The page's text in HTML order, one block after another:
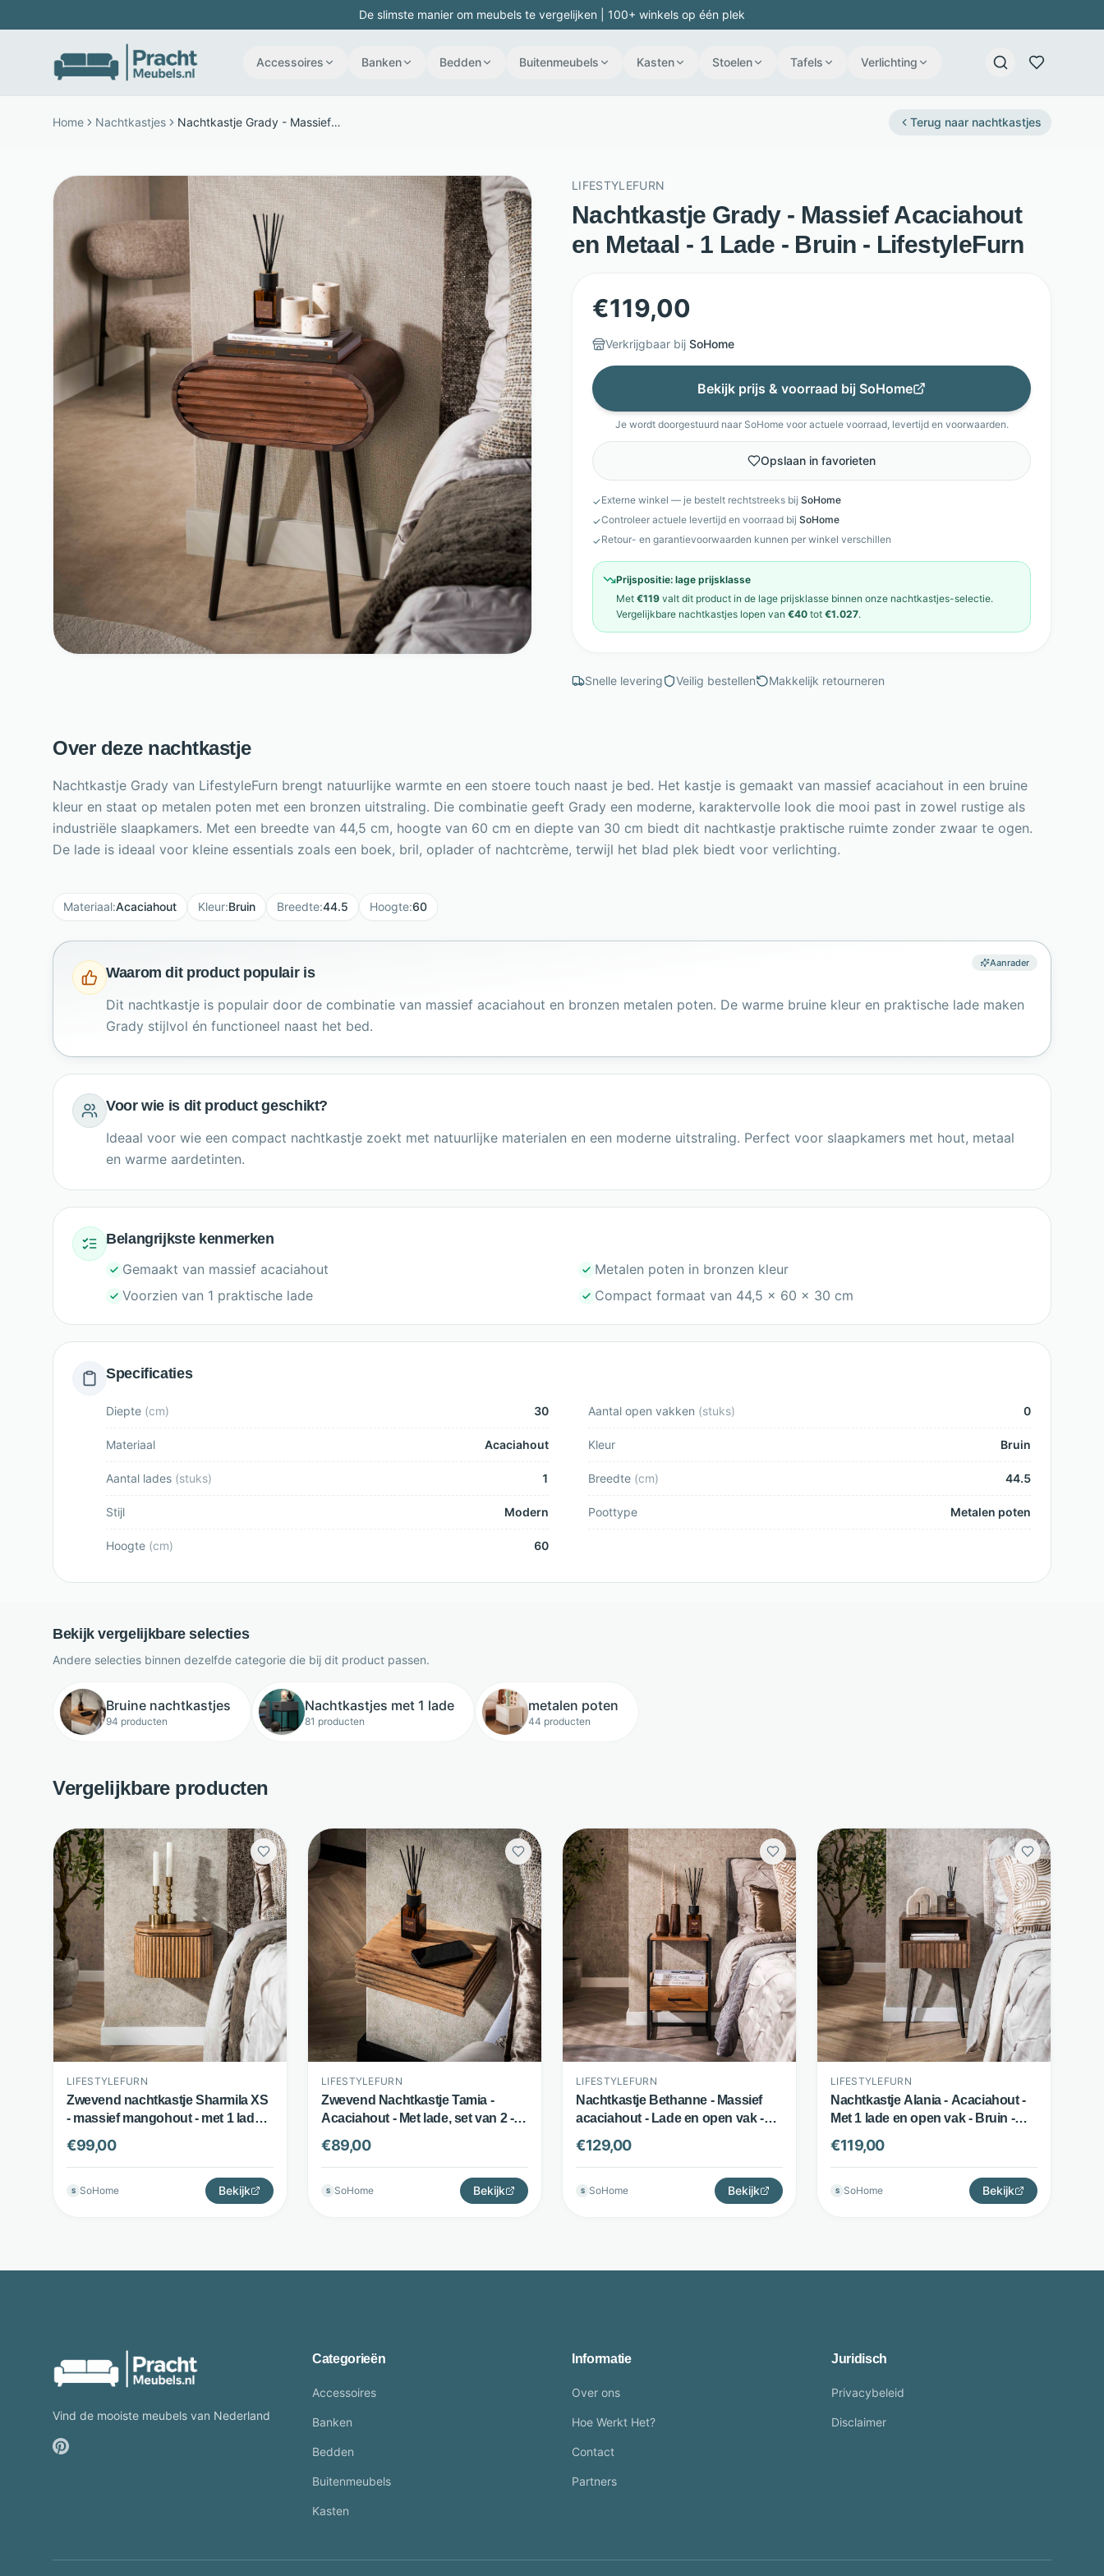
De slimste manier om meubels te vergelijken | 100+ winkels op één plek
Accessoires Banken Bedden Buitenmeubels Kasten Stoelen Tafels Verlichting
Home Nachtkastjes Nachtkastje Grady - Massief Acaciahout en Metaal - 1 Lade - Bruin - LifestyleFurn Terug naar nachtkastjes
LIFESTYLEFURN
Nachtkastje Grady - Massief Acaciahout
en Metaal - 1 Lade - Bruin - LifestyleFurn
€119,00
Verkrijgbaar bij SoHome
Bekijk prijs & voorraad bij SoHome
Je wordt doorgestuurd naar SoHomevoor actuele voorraad, levertijd en voorwaarden.
Opslaan in favorieten
✓Externe winkel — je bestelt rechtstreeks bij SoHome
✓Controleer actuele levertijd en voorraad bij SoHome
✓Retour- en garantievoorwaarden kunnen per winkel verschillen
Prijspositie: lage prijsklasse
Met €119 valt dit product in de lage prijsklasse binnen onze nachtkastjes-selectie.
Vergelijkbare nachtkastjes lopen van €40 tot €1.027.
Snelle levering Veilig bestellen Makkelijk retourneren
Over deze nachtkastje
Nachtkastje Grady van LifestyleFurn brengt natuurlijke warmte en een stoere touch naast je bed. Het kastje is gemaakt van massief acaciahout in een bruine
kleur en staat op metalen poten met een bronzen uitstraling. Die combinatie geeft Grady een moderne, karaktervolle look die mooi past in zowel rustige als
industriële slaapkamers. Met een breedte van 44,5 cm, hoogte van 60 cm en diepte van 30 cm biedt dit nachtkastje praktische ruimte zonder zwaar te ogen.
De lade is ideaal voor kleine essentials zoals een boek, bril, oplader of nachtcrème, terwijl het blad plek biedt voor verlichting.
Materiaal:Acaciahout Kleur:Bruin Breedte:44.5 Hoogte:60
Aanrader
Waarom dit product populair is
Dit nachtkastje is populair door de combinatie van massief acaciahout en bronzen metalen poten. De warme bruine kleur en praktische lade maken
Grady stijlvol én functioneel naast het bed.
Voor wie is dit product geschikt?
Ideaal voor wie een compact nachtkastje zoekt met natuurlijke materialen en een moderne uitstraling. Perfect voor slaapkamers met hout, metaal
en warme aardetinten.
Belangrijkste kenmerken
Gemaakt van massief acaciahout
Metalen poten in bronzen kleur
Voorzien van 1 praktische lade
Compact formaat van 44,5 x 60 x 30 cm
Specificaties
Diepte (cm) 30 Aantal open vakken (stuks) 0
Materiaal Acaciahout Kleur Bruin
Aantal lades (stuks) 1 Breedte (cm) 44.5
Stijl Modern Poottype Metalen poten
Hoogte (cm) 60
Bekijk vergelijkbare selecties
Andere selecties binnen dezelfde categorie die bij dit product passen.
Bruine nachtkastjes
94 producten
Nachtkastjes met 1 lade
81 producten
metalen poten
44 producten
Vergelijkbare producten
LIFESTYLEFURN
Zwevend nachtkastje Sharmila XS
- massief mangohout - met 1 lade
en golfpatroon - zandkleur -
LifestyleFurn
€99,00
S SoHome Bekijk
LIFESTYLEFURN
Zwevend Nachtkastje Tamia -
Acaciahout - Met lade, set van 2 -
Naturel - LifestyleFurn
€89,00
S SoHome Bekijk
LIFESTYLEFURN
Nachtkastje Bethanne - Massief
acaciahout - Lade en open vak -
Naturel - LifestyleFurn
€129,00
S SoHome Bekijk
LIFESTYLEFURN
Nachtkastje Alania - Acaciahout -
Met 1 lade en open vak - Bruin -
LifestyleFurn
€119,00
S SoHome Bekijk
Vind de mooiste meubels van Nederland
Categorieën
Accessoires
Banken
Bedden
Buitenmeubels
Kasten
Informatie
Over ons
Hoe Werkt Het?
Contact
Partners
Juridisch
Privacybeleid
Disclaimer